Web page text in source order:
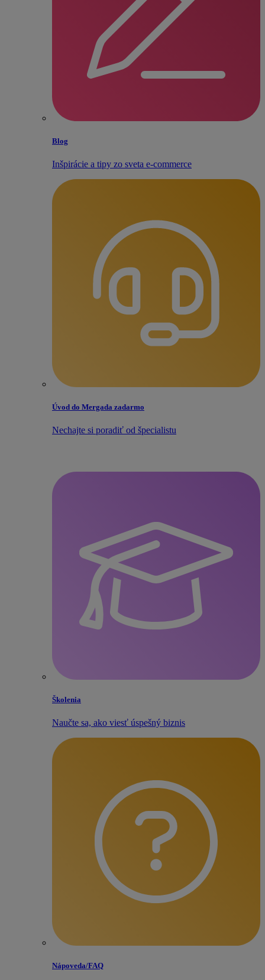
Blog
Inšpirácie a tipy zo sveta e‑commerce
Úvod do Mergada zadarmo
Nechajte si poradiť od špecialistu
Školenia
Naučte sa, ako viesť úspešný biznis
Nápoveda/​FAQ